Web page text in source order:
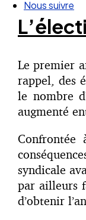
Le premier
rappel, des
le nombre
augmenté
syndicale
par ailleurs
d’obtenir